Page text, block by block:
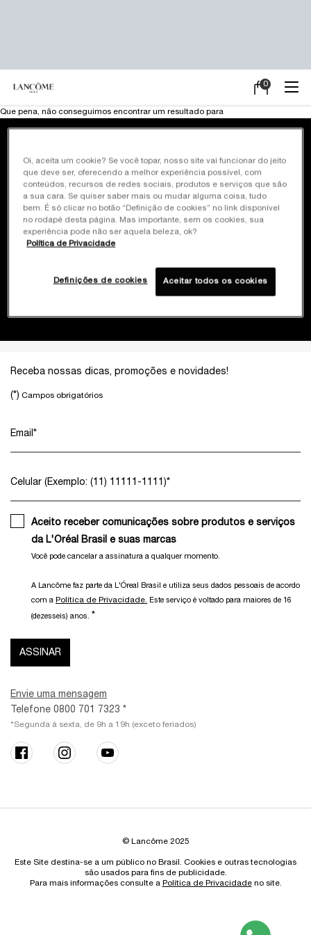
Meu
0
0 product in
Main content
Que pena, não conseguimos encontrar um resultado para
Site oficial
Brindes exclusivos*
em promoções
selecionadas
e ganhe 10% off
Receba nossas dicas, promoções e novidades!
(*) Campos obrigatórios
Email *
Celular (Exemplo: (11) 11111-1111)*
Aceito receber comunicações sobre produtos e serviços
da L'Oréal Brasil e suas marcas
Você pode cancelar a assinatura a qualquer momento.​
A Lancôme faz parte da L'Óreal Brasil e utiliza seus dados pessoais de acordo
com a Política de Privacidade. Este serviço é voltado para maiores de 16
(dezesseis) anos. *
ASSINAR
Envie uma mensagem
Telefone 0800 701 7323 *
*Segunda à sexta, de 9h a 19h (exceto feriados)
© Lancôme 2025
Este Site destina-se a um público no Brasil. Cookies e outras tecnologias
são usados para fins de publicidade.
Para mais informações consulte a Política de Privacidadeno site.
Oi, aceita um cookie? Se você topar, nosso site vai funcionar do jeito
que deve ser, oferecendo a melhor experiência possível, com
conteúdos, recursos de redes sociais, produtos e serviços que são
a sua cara. Se quiser saber mais ou mudar alguma coisa, tudo
bem. É só clicar no botão “Definição de cookies” no link disponível
no rodapé desta página. Mas importante, sem os cookies, sua
experiência pode não ser aquela beleza, ok?
Política de Privacidade
Definições de cookies Aceitar todos os cookies